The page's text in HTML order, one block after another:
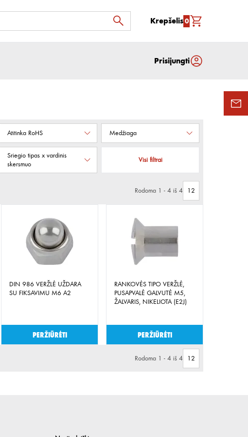
Krepšelis0
Prisijungti
Atitinka RoHS Medžiaga
Sriegio tipas x vardinis
skersmuo
Visi filtrai
Rodoma 1 - 4 iš 4
DIN 986 VERŽLĖ UŽDARA
SU FIKSAVIMU M6 A2
Peržiūrėti
RANKOVĖS TIPO VERŽLĖ,
PUSAPVALĖ GALVUTĖ M5,
ŽALVARIS, NIKELIOTA (E2J)
Peržiūrėti
Rodoma 1 - 4 iš 4